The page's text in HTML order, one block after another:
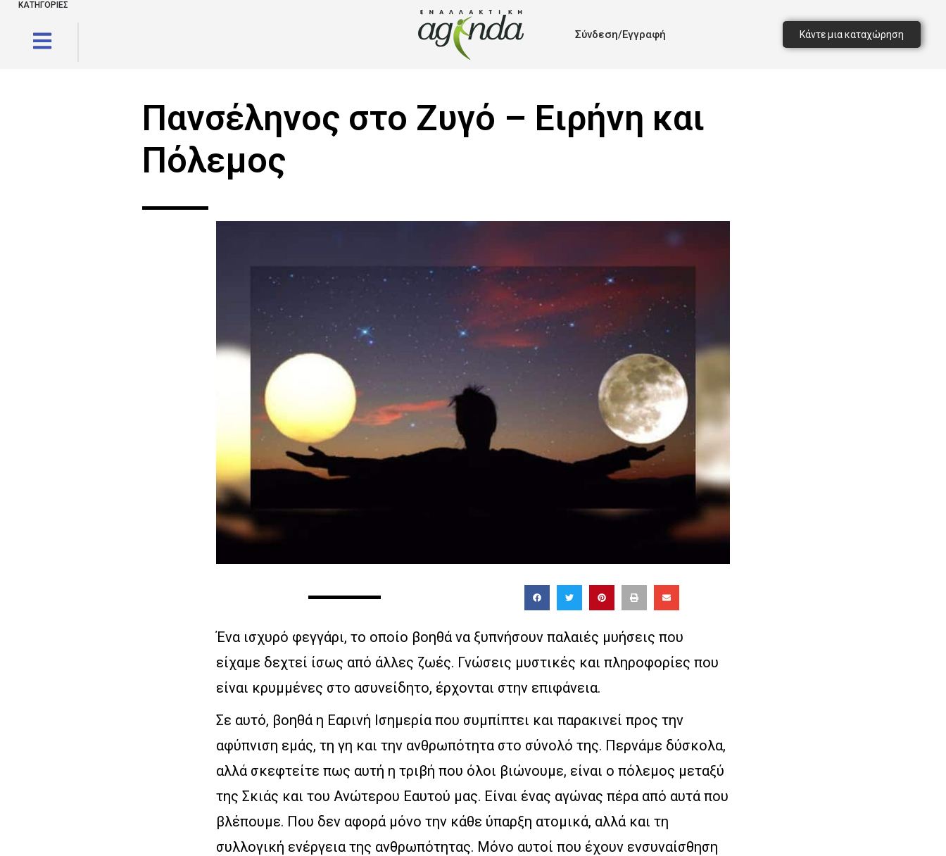
ΚΑΤΗΓΟΡΙΕΣ
Σύνδεση/Εγγραφή Κάντε μια καταχώρηση
Πανσέληνος στο Ζυγό – Ειρήνη και
Πόλεμος
Ένα ισχυρό φεγγάρι, το οποίο βοηθά να ξυπνήσουν παλαιές μυήσεις που
είχαμε δεχτεί ίσως από άλλες ζωές. Γνώσεις μυστικές και πληροφορίες που
είναι κρυμμένες στο ασυνείδητο, έρχονται στην επιφάνεια.
Σε αυτό, βοηθά η Εαρινή Ισημερία που συμπίπτει και παρακινεί προς την
αφύπνιση εμάς, τη γη και την ανθρωπότητα στο σύνολό της. Περνάμε δύσκολα,
αλλά σκεφτείτε πως αυτή η τριβή που όλοι βιώνουμε, είναι ο πόλεμος μεταξύ
της Σκιάς και του Ανώτερου Εαυτού μας. Είναι ένας αγώνας πέρα από αυτά που
βλέπουμε. Που δεν αφορά μόνο την κάθε ύπαρξη ατομικά, αλλά και τη
συλλογική ενέργεια της ανθρωπότητας. Μόνο αυτοί που έχουν ενσυναίσθηση